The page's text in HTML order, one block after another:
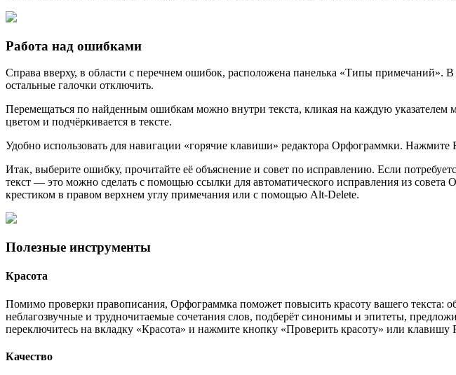
Работа над ошибками
Справа вверху, в области с перечнем ошибок, расположена панелька «Типы примечаний».
остальные галочки отключить.
Перемещаться по найденным ошибкам можно внутри текста, кликая на каждую
цветом и подчёркивается в тексте.
Удобно использовать для навигации «горячие клавиши» редактора Орфограммки. Нажмите
Итак, выберите ошибку, прочитайте её объяснение и совет по исправлению. Если
текст — это можно сделать с помощью ссылки для автоматического исправления из
крестиком в правом верхнем углу примечания или с помощью Alt-Delete.
Полезные инструменты
Красота
Помимо проверки правописания, Орфограммка поможет повысить красоту вашего текста:
неблагозвучные и трудночитаемые сочетания слов, подберёт синонимы и эпитеты,
переключитесь на вкладку «Красота» и нажмите кнопку «Проверить красоту» или клавишу
Качество